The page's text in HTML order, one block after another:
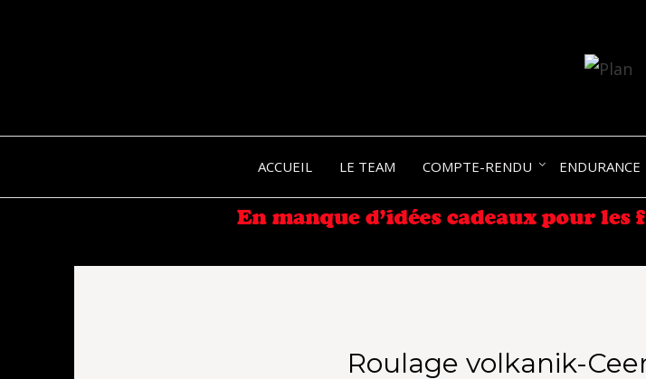
ACCUEIL LE TEAM COMPTE-RENDU ENDURANCE
Roulage volkanik-